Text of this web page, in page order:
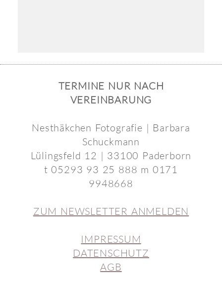
TERMINE NUR NACH
VEREINBARUNG
Nesthäkchen Fotografie | Barbara
Schuckmann
Lülingsfeld 12 | 33100 Paderborn
t 05293 93 25 888 m 0171
9948668
ZUM NEWSLETTER ANMELDEN
IMPRESSUM
DATENSCHUTZ
AGB